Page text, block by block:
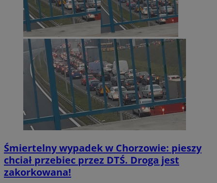
Śmiertelny wypadek w Chorzowie: pieszy
chciał przebiec przez DTŚ. Droga jest
zakorkowana!